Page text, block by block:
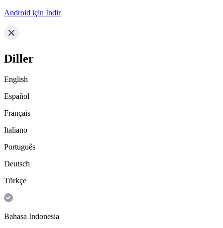
Android için İndir
Diller
English
Español
Français
Italiano
Português
Deutsch
Türkçe
Bahasa Indonesia